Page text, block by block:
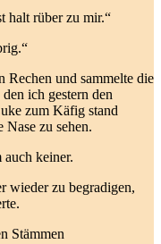
halt rüber zu mir.“
Rechen und sammelte die
ich gestern den
zum Käfig stand
zu sehen.
keiner.
wieder zu begradigen,
Stämmen